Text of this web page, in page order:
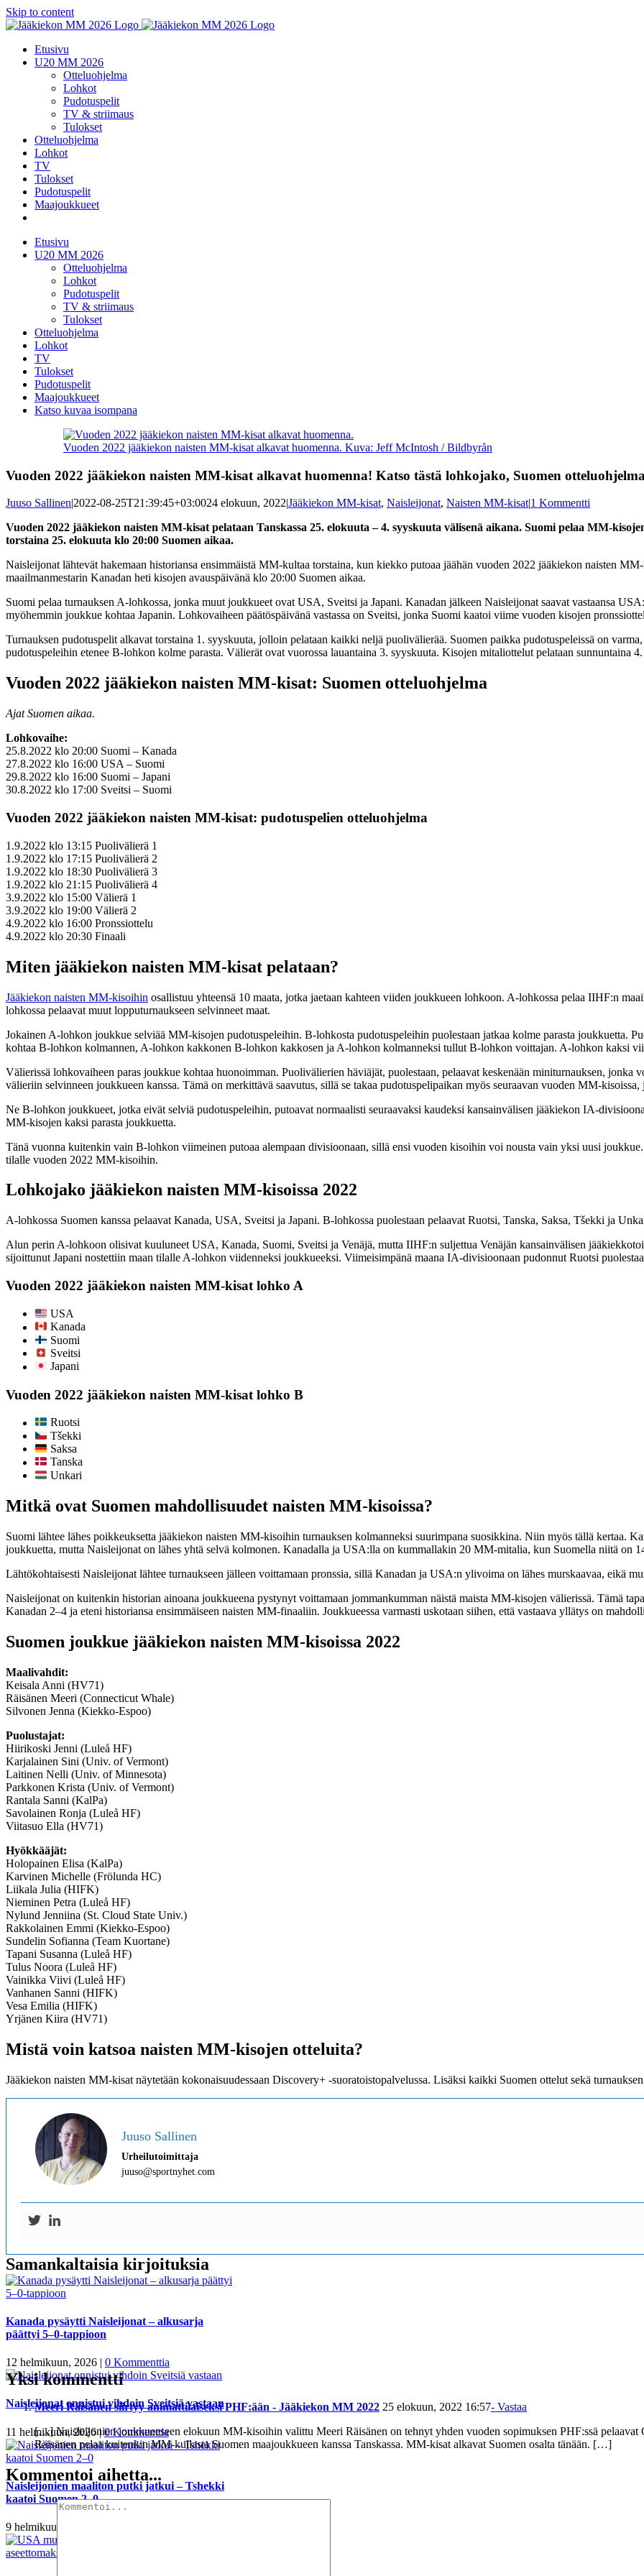
Skip to content
Etusivu
U20 MM 2026
Otteluohjelma
Lohkot
Pudotuspelit
TV & striimaus
Tulokset
Otteluohjelma
Lohkot
TV
Tulokset
Pudotuspelit
Maajoukkueet
Etusivu
U20 MM 2026
Otteluohjelma
Lohkot
Pudotuspelit
TV & striimaus
Tulokset
Otteluohjelma
Lohkot
TV
Tulokset
Pudotuspelit
Maajoukkueet
Katso kuvaa isompana
Vuoden 2022 jääkiekon naisten MM-kisat alkavat huomenna. Kuva: Jeff McIntosh / Bildbyrån
Vuoden 2022 jääkiekon naisten MM-kisat alkavat huomenna! Katso tästä lohkojako, Suomen
Juuso Sallinen|2022-08-25T21:39:45+03:0024 elokuun, 2022|Jääkiekon MM-kisat, Naisleijonat, Naisten MM-kisat|1 Kommentti
Vuoden 2022 jääkiekon naisten MM-kisat pelataan Tanskassa 25. elokuuta – 4. syyskuuta välisenä aikana. Suomi pelaa MM-
torstaina 25. elokuuta klo 20:00 Suomen aikaa.
Naisleijonat lähtevät hakemaan historiansa ensimmäistä MM-kultaa torstaina, kun kiekko putoaa jäähän vuoden 2022 jääkiekon naisten
maailmanmestarin Kanadan heti kisojen avauspäivänä klo 20:00 Suomen aikaa.
Suomi pelaa turnauksen A-lohkossa, jonka muut joukkueet ovat USA, Sveitsi ja Japani. Kanadan jälkeen Naisleijonat saavat vastaansa
myöhemmin joukkue kohtaa Japanin. Lohkovaiheen päätöspäivänä vastassa on Sveitsi, jonka Suomi kaatoi viime vuoden kisojen
Turnauksen pudotuspelit alkavat torstaina 1. syyskuuta, jolloin pelataan kaikki neljä puolivälierää. Suomen paikka pudotuspeleissä on
pudotuspeleihin etenee B-lohkon kolme parasta. Välierät ovat vuorossa lauantaina 3. syyskuuta. Kisojen mitaliottelut pelataan sunnuntaina
Vuoden 2022 jääkiekon naisten MM-kisat: Suomen otteluohjelma
Ajat Suomen aikaa.
Lohkovaihe:
25.8.2022 klo 20:00 Suomi – Kanada
27.8.2022 klo 16:00 USA – Suomi
29.8.2022 klo 16:00 Suomi – Japani
30.8.2022 klo 17:00 Sveitsi – Suomi
Vuoden 2022 jääkiekon naisten MM-kisat: pudotuspelien otteluohjelma
1.9.2022 klo 13:15 Puolivälierä 1
1.9.2022 klo 17:15 Puolivälierä 2
1.9.2022 klo 18:30 Puolivälierä 3
1.9.2022 klo 21:15 Puolivälierä 4
3.9.2022 klo 15:00 Välierä 1
3.9.2022 klo 19:00 Välierä 2
4.9.2022 klo 16:00 Pronssiottelu
4.9.2022 klo 20:30 Finaali
Miten jääkiekon naisten MM-kisat pelataan?
Jääkiekon naisten MM-kisoihin osallistuu yhteensä 10 maata, jotka jaetaan kahteen viiden joukkueen lohkoon. A-lohkossa pelaa IIHF:n
lohkossa pelaavat muut lopputurnaukseen selvinneet maat.
Jokainen A-lohkon joukkue selviää MM-kisojen pudotuspeleihin. B-lohkosta pudotuspeleihin puolestaan jatkaa kolme parasta joukkuetta.
kohtaa B-lohkon kolmannen, A-lohkon kakkonen B-lohkon kakkosen ja A-lohkon kolmanneksi tullut B-lohkon voittajan. A-lohkon kaksi
Välierissä lohkovaiheen paras joukkue kohtaa huonoimman. Puolivälierien häviäjät, puolestaan, pelaavat keskenään miniturnauksen, jonka
välieriin selvinneen joukkueen kanssa. Tämä on merkittävä saavutus, sillä se takaa pudotuspelipaikan myös seuraavan vuoden MM-
Ne B-lohkon joukkueet, jotka eivät selviä pudotuspeleihin, putoavat normaalisti seuraavaksi kaudeksi kansainvälisen jääkiekon IA-
MM-kisojen kaksi parasta joukkuetta.
Tänä vuonna kuitenkin vain B-lohkon viimeinen putoaa alempaan divisioonaan, sillä ensi vuoden kisoihin voi nousta vain yksi uusi
tilalle vuoden 2022 MM-kisoihin.
Lohkojako jääkiekon naisten MM-kisoissa 2022
A-lohkossa Suomen kanssa pelaavat Kanada, USA, Sveitsi ja Japani. B-lohkossa puolestaan pelaavat Ruotsi, Tanska, Saksa, Tšekki ja
Alun perin A-lohkoon olisivat kuuluneet USA, Kanada, Suomi, Sveitsi ja Venäjä, mutta IIHF:n suljettua Venäjän kansainvälisen
sijoittunut Japani nostettiin maan tilalle A-lohkon viidenneksi joukkueeksi. Viimeisimpänä maana IA-divisioonaan pudonnut Ruotsi
Vuoden 2022 jääkiekon naisten MM-kisat lohko A
USA
Kanada
Suomi
Sveitsi
Japani
Vuoden 2022 jääkiekon naisten MM-kisat lohko B
Ruotsi
Tšekki
Saksa
Tanska
Unkari
Mitkä ovat Suomen mahdollisuudet naisten MM-kisoissa?
Suomi lähtee lähes poikkeuksetta jääkiekon naisten MM-kisoihin turnauksen kolmanneksi suurimpana suosikkina. Niin myös tällä kertaa.
joukkuetta, mutta Naisleijonat on lähes yhtä selvä kolmonen. Kanadalla ja USA:lla on kummallakin 20 MM-mitalia, kun Suomella niitä on
Lähtökohtaisesti Naisleijonat lähtee turnaukseen jälleen voittamaan pronssia, sillä Kanadan ja USA:n ylivoima on lähes murskaavaa, eikä
Naisleijonat on kuitenkin historian ainoana joukkueena pystynyt voittamaan jommankumman näistä maista MM-kisojen välierissä. Tämä
Kanadan 2–4 ja eteni historiansa ensimmäiseen naisten MM-finaaliin. Joukkueessa varmasti uskotaan siihen, että vastaava yllätys on
Suomen joukkue jääkiekon naisten MM-kisoissa 2022
Maalivahdit:
Keisala Anni (HV71)
Räisänen Meeri (Connecticut Whale)
Silvonen Jenna (Kiekko-Espoo)
Puolustajat:
Hiirikoski Jenni (Luleå HF)
Karjalainen Sini (Univ. of Vermont)
Laitinen Nelli (Univ. of Minnesota)
Parkkonen Krista (Univ. of Vermont)
Rantala Sanni (KalPa)
Savolainen Ronja (Luleå HF)
Viitasuo Ella (HV71)
Hyökkääjät:
Holopainen Elisa (KalPa)
Karvinen Michelle (Frölunda HC)
Liikala Julia (HIFK)
Nieminen Petra (Luleå HF)
Nylund Jenniina (St. Cloud State Univ.)
Rakkolainen Emmi (Kiekko-Espoo)
Sundelin Sofianna (Team Kuortane)
Tapani Susanna (Luleå HF)
Tulus Noora (Luleå HF)
Vainikka Viivi (Luleå HF)
Vanhanen Sanni (HIFK)
Vesa Emilia (HIFK)
Yrjänen Kiira (HV71)
Mistä voin katsoa naisten MM-kisojen otteluita?
Jääkiekon naisten MM-kisat näytetään kokonaisuudessaan Discovery+ -suoratoistopalvelussa. Lisäksi kaikki Suomen ottelut sekä
Juuso Sallinen
Urheilutoimittaja
juuso@sportnyhet.com
Samankaltaisia kirjoituksia
Kanada pysäytti Naisleijonat – alkusarja
päättyi 5–0-tappioon
12 helmikuun, 2026 | 0 Kommenttia
Naisleijonat onnistui vihdoin Sveitsiä vastaan
11 helmikuun, 2026 | 0 Kommenttia
Naisleijonien maaliton putki jatkui – Tshekki
kaatoi Suomen 2–0
9 helmikuun, 2026
Yksi kommentti
Meeri Räisänen siirtyy ammattilaiseksi PHF:ään - Jääkiekon MM 2022 25 elokuun, 2022 16:57- Vastaa
[…] Naisleijonien joukkueeseen elokuun MM-kisoihin valittu Meeri Räisänen on tehnyt yhden vuoden sopimuksen PHF:ssä pelaavat
Räisänen pelaa kuitenkin MM-kullasta Suomen maajoukkueen kanssa Tanskassa. MM-kisat alkavat Suomen osalta tänään. […]
Kommentoi aihetta...